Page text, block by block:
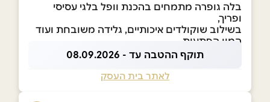
בלה גופרה מתמחים בהכנת וופל בלגי עסיסי
ופריך,
בשילוב שוקולדים איכותיים, גלידה משובחת ועוד
המון הפתעות.
תוקף ההטבה עד - 08.09.2026
לאתר בית העסק